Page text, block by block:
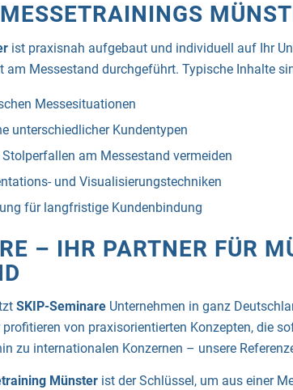
ist praxisnah aufgebaut und individuell auf Ihr
am Messestand durchgeführt. Typische Inhalte
Messesituationen
unterschiedlicher Kundentypen
am Messestand vermeiden
und Visualisierungstechniken
für langfristige Kundenbindung
– IHR PARTNER FÜR
SKIP-Seminare Unternehmen in ganz
von praxisorientierten Konzepten, die
zu internationalen Konzernen – unsere
Münster ist der Schlüssel, um aus einer